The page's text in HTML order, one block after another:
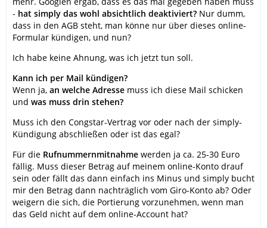
- hat simply das wohl absichtlich deaktiviert? Nur dumm,
dass in den AGB steht, man könne nur über dieses online-
Formular kündigen, und nun?
Ich habe keine Ahnung, was ich jetzt tun soll.
Kann ich per Mail kündigen?
Wenn ja, an welche Adresse muss ich diese Mail schicken
und was muss drin stehen?
Muss ich den Congstar-Vertrag vor oder nach der simply-
Kündigung abschließen oder ist das egal?
Für die Rufnummernmitnahme werden ja ca. 25-30 Euro
fällig. Muss dieser Betrag auf meinem online-Konto drauf
sein oder fällt das dann einfach ins Minus und simply bucht
mir den Betrag dann nachträglich vom Giro-Konto ab? Oder
weigern die sich, die Portierung vorzunehmen, wenn man
das Geld nicht auf dem online-Account hat?